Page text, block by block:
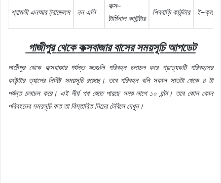
শ্যামলী এনআর ট্রাভেলস নন এসি
কক্স–
টার্মিনাল কাউন্টার
শিববাড়ি কাউন্টার ই–ক্লাস
গাজীপুরথেকেকক্সবাজারবাসেরসময়সূচিআপডেট
গাজীপুর থেকে কক্সবাজার পর্যন্ত যতগুলি পরিবহন চলাচল করে প্রত্যেকটি পরিবহনের
কাউন্টার ত্যাগের নির্দিষ্ট সময়সূচি রয়েছে। তবে পরিবহন বলি সকাল সাতটা থেকে ৪ টা
পর্যন্ত চলাচল করে। এই দীর্ঘ পথ যেতে পারছে সময় লাগে ১০ ঘন্টা। তবে কোন কোন
পরিবহনের সময়সূচি কত তা বিস্তারিত নিচের টেবিলে দেখুন।